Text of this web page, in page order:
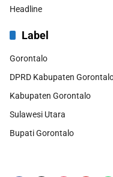
Headline
Label
Gorontalo
DPRD Kabupaten
Kabupaten Gorontalo
Sulawesi Utara
Bupati Gorontalo